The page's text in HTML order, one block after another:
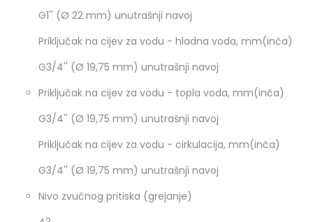
G1'' (Ø 22 mm) unutrašnji navoj
Priključak na cijev za vodu - hladna voda, mm(inča)
G3/4'' (Ø 19,75 mm) unutrašnji navoj
Priključak na cijev za vodu - topla voda, mm(inča)
G3/4'' (Ø 19,75 mm) unutrašnji navoj
Priključak na cijev za vodu - cirkulacija, mm(inča)
G3/4'' (Ø 19,75 mm) unutrašnji navoj
Nivo zvučnog pritiska (grejanje)